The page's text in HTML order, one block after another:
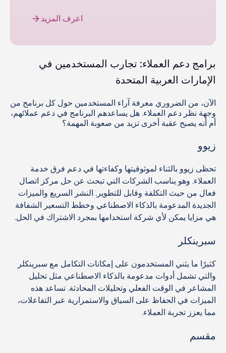
اعرف المزيد
برامج دعم العملاء: تجارب المستخدمين في
الإمارات العربية المتحدة
الآن، من الضروري معرفة آراء المستخدمين حول كل برنامج من
وجهة نظر دعم العملاء. هل يساعدهم البرنامج في دعم عملائهم،
أم أنه يصبح عقبة أخرى تزيد من صعوبة المهمة؟
زيوو
تحظى زيوو بالثناء لموثوقيتها وكفاءتها في دعم فرق خدمة
العملاء. وهو يناسب الشركات التي تبحث عن حل مركز اتصال
فعال من حيث التكلفة وقابل للتطوير. النشر السريع والميزات
الجديدة المدعومة بالذكاء الاصطناعي وخطط التسعير الشفافة
هي مزايا يمكن لأي شركة استخدامها بمجرد الاشتراك في الحل.
سبرينكلر
كثيرًا ما يثني المستخدمون على إمكانات التكامل مع سبرينكلر
والتي تشمل أدوات مدعومة بالذكاء الاصطناعي مثل تحليل
المشاعر في الوقت الفعلي وتحليلات المحادثة. تساعد هذه
الميزات في الحفاظ على السياق والاستمرارية عبر التفاعلات،
مما يعزز تجربة العملاء.
مقسم